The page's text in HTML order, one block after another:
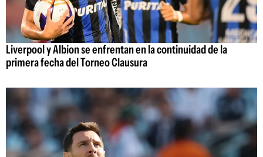
Liverpool y Albion se enfrentan en la continuidad de la
primera fecha del Torneo Clausura